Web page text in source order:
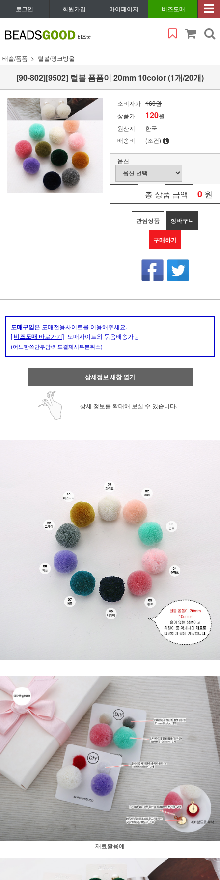
로그인 회원가입 마이페이지 비즈도매
태슬/폼폼 털볼/밍크방울
[90-802][9502] 털볼 폼폼이 20mm 10color (1개/20개)
소비자가 160원
상품가
120원
원산지
한국
배송비
(조건)
옵션
총 상품 금액 0 원
관심상품 장바구니
구매하기
도매구입은 도매전용사이트를 이용해주세요.
[ 비즈도매 바로가기]- 도매사이트와 묶음배송가능
(어느한쪽만부담/카드결제시부분취소)
상세정보 새창 열기
상세 정보를 확대해 보실 수 있습니다.
재료활용예